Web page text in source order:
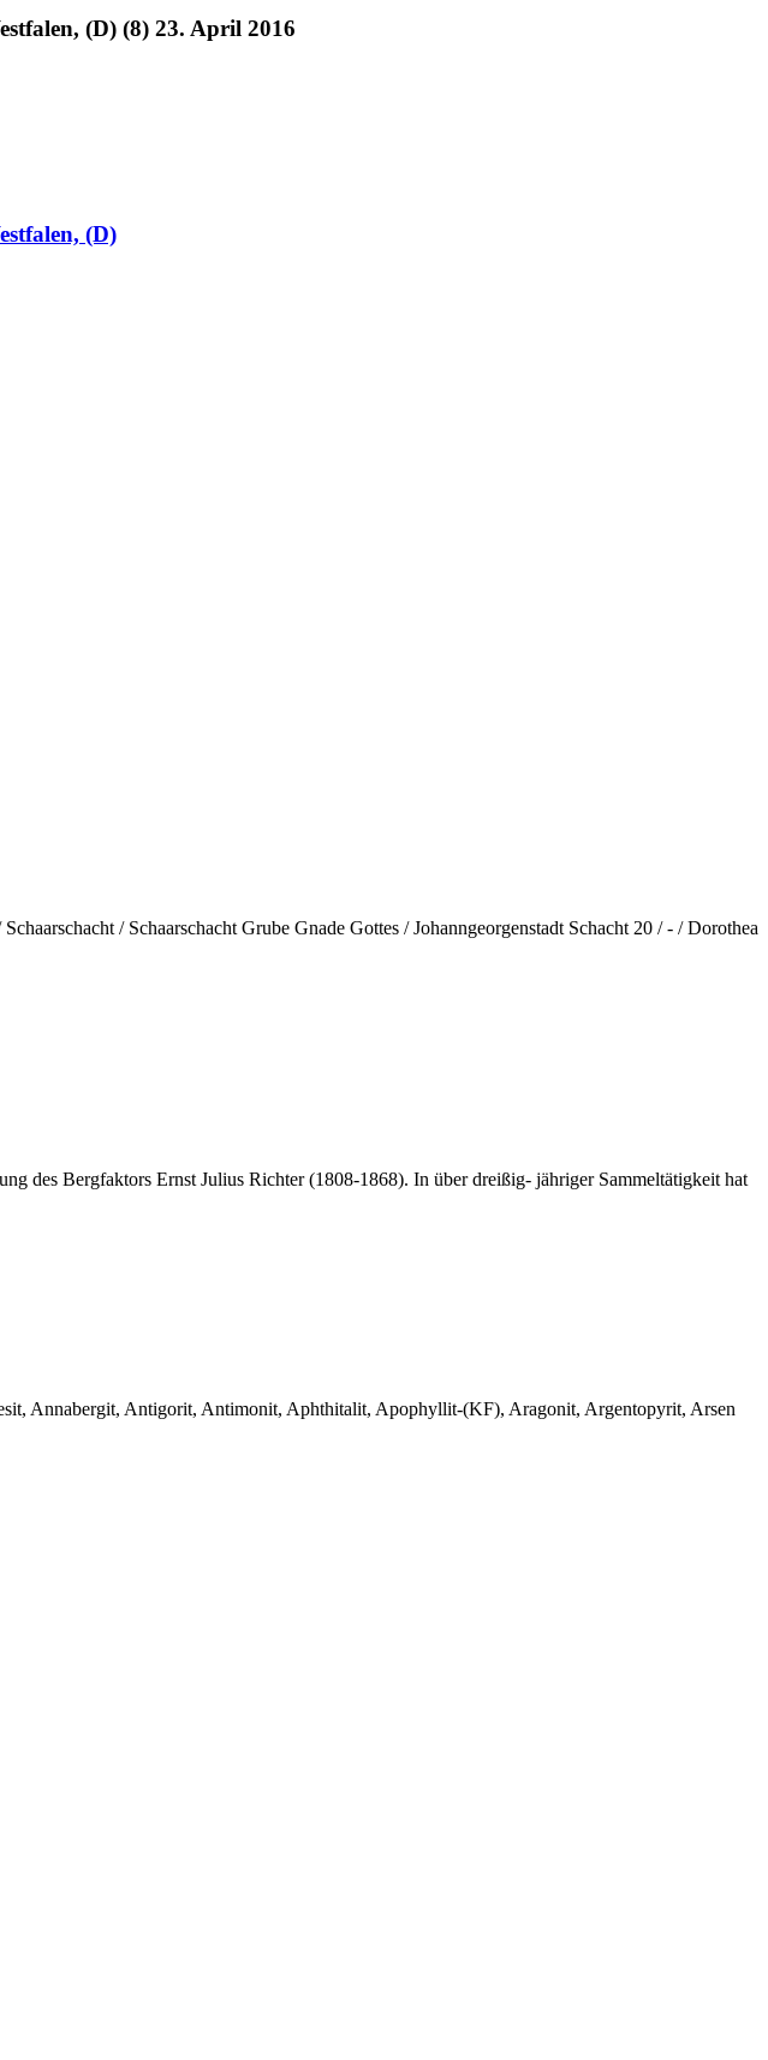
(D) (8) 23. April 2016
(D)
/ Schaarschacht Grube Gnade Gottes / Johanngeorgenstadt Schacht 20 / - / Dorothea
des Bergfaktors Ernst Julius Richter (1808-1868). In über dreißig- jähriger Sammeltätigkeit hat
Annabergit, Antigorit, Antimonit, Aphthitalit, Apophyllit-(KF), Aragonit, Argentopyrit, Arsen